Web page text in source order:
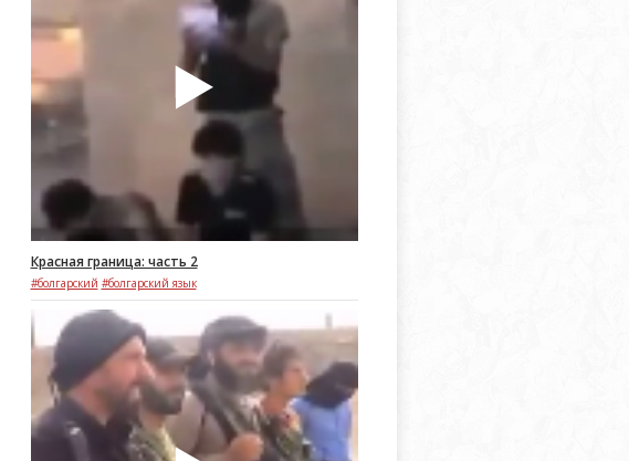
Красная граница: часть 2
#болгарский #болгарский язык